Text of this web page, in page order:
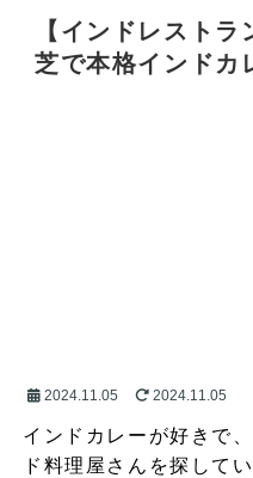
【インドレスト
芝で本格インドカ
2024.11.05 2024.11.05
インドカレーが好きで
ド料理屋さんを探して